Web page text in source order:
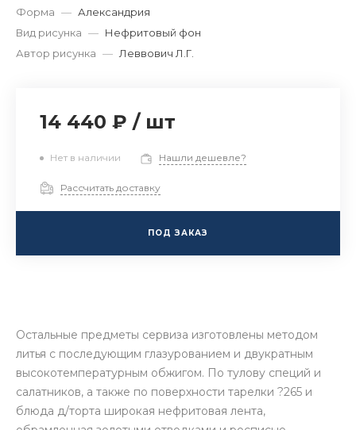
Форма — Александрия
Вид рисунка — Нефритовый фон
Автор рисунка — Леввович Л.Г.
14 440 ₽ / шт
Нет в наличии Нашли дешевле?
Рассчитать доставку
ПОД ЗАКАЗ
Остальные предметы сервиза изготовлены методом
литья с последующим глазурованием и двукратным
высокотемпературным обжигом. По тулову специй и
салатников, а также по поверхности тарелки ?265 и
блюда д/торта широкая нефритовая лента,